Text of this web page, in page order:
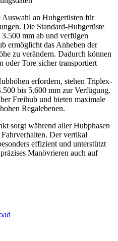
an Hubgerüsten für
Die Standard-Hubgerüste
mm ab und verfügen
ermöglicht das Anheben der
zu verändern. Dadurch können
oder Tore sicher transportiert
erfordern, stehen Triplex-
bis 5.600 mm zur Verfügung.
Freihub und bieten maximale
Regalebenen.
sorgt während aller Hubphasen
Der vertikal
effizient und unterstützt
Manövrieren auch auf